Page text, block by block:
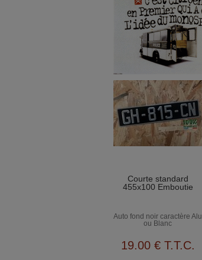
Courte standard
455x100 Emboutie
Auto fond noir caractère Alu
ou Blanc
19.00 € T.T.C.